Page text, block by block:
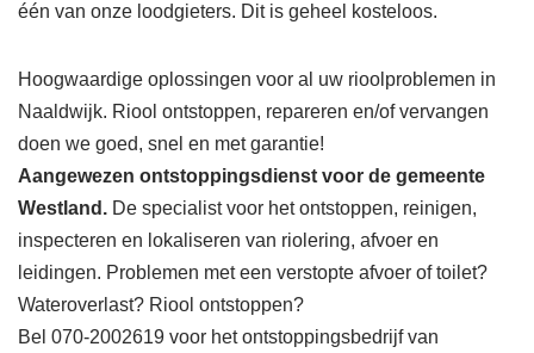
één van onze loodgieters. Dit is geheel kosteloos.
Hoogwaardige oplossingen voor al uw rioolproblemen in
Naaldwijk. Riool ontstoppen, repareren en/of vervangen
doen we goed, snel en met garantie!
Aangewezen ontstoppingsdienst voor de gemeente
Westland. De specialist voor het ontstoppen, reinigen,
inspecteren en lokaliseren van riolering, afvoer en
leidingen. Problemen met een verstopte afvoer of toilet?
Wateroverlast? Riool ontstoppen?
Bel 070-2002619 voor het ontstoppingsbedrijf van